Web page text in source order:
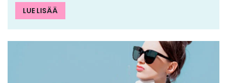
LUE LISÄÄ